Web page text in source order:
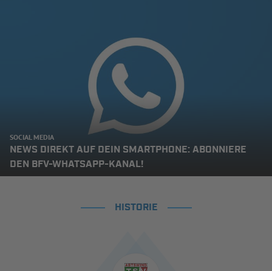
SOCIAL MEDIA
NEWS DIREKT AUF DEIN SMARTPHONE: ABONNIERE
DEN BFV-WHATSAPP-KANAL!
HISTORIE